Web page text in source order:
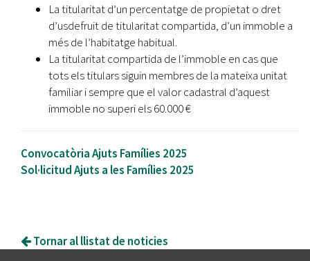
La titularitat d’un percentatge de propietat o dret
d’usdefruit de titularitat compartida, d’un immoble a
més de l’habitatge habitual.
La titularitat compartida de l’immoble en cas que
tots els titulars siguin membres de la mateixa unitat
familiar i sempre que el valor cadastral d’aquest
immoble no superi els 60.000 €
Convocatòria Ajuts Famílies 2025
Sol·licitud Ajuts a les Famílies 2025
Tornar al llistat de noticies